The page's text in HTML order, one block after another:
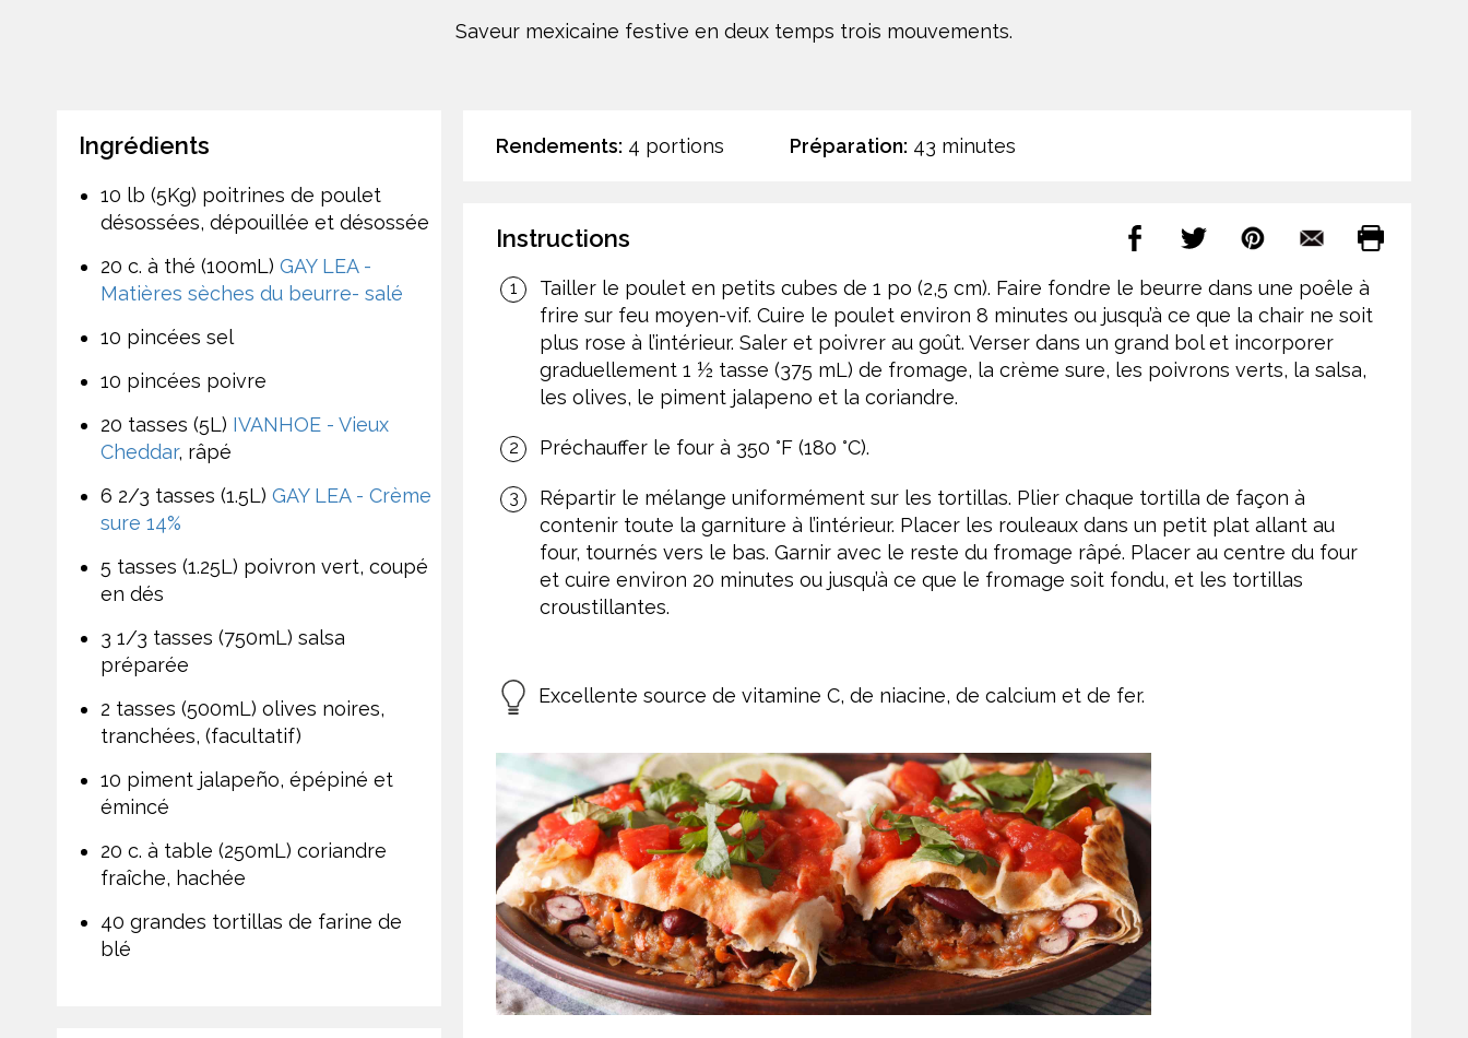
Saveur mexicaine festive en deux temps trois mouvements.
Rendements: 4 portions Préparation: 43 minutes
Instructions
Tailler le poulet en petits cubes de 1 po (2,5 cm). Faire fondre le beurre dans une poêle à
frire sur feu moyen-vif. Cuire le poulet environ 8 minutes ou jusqu’à ce que la chair ne soit
plus rose à l’intérieur. Saler et poivrer au goût. Verser dans un grand bol et incorporer
graduellement 1 ½ tasse (375 mL) de fromage, la crème sure, les poivrons verts, la salsa,
les olives, le piment jalapeno et la coriandre.
Préchauffer le four à 350 °F (180 °C).
Répartir le mélange uniformément sur les tortillas. Plier chaque tortilla de façon à
contenir toute la garniture à l’intérieur. Placer les rouleaux dans un petit plat allant au
four, tournés vers le bas. Garnir avec le reste du fromage râpé. Placer au centre du four
et cuire environ 20 minutes ou jusqu’à ce que le fromage soit fondu, et les tortillas
croustillantes.
Excellente source de vitamine C, de niacine, de calcium et de fer.
Ingrédients
10 lb (5Kg) poitrines de poulet
désossées, dépouillée et désossée
20 c. à thé (100mL) GAY LEA -
Matières sèches du beurre- salé
10 pincées sel
10 pincées poivre
20 tasses (5L) IVANHOE - Vieux
Cheddar, râpé
6 2/3 tasses (1.5L) GAY LEA - Crème
sure 14%
5 tasses (1.25L) poivron vert, coupé
en dés
3 1/3 tasses (750mL) salsa
préparée
2 tasses (500mL) olives noires,
tranchées, (facultatif)
10 piment jalapeño, épépiné et
émincé
20 c. à table (250mL) coriandre
fraîche, hachée
40 grandes tortillas de farine de
blé